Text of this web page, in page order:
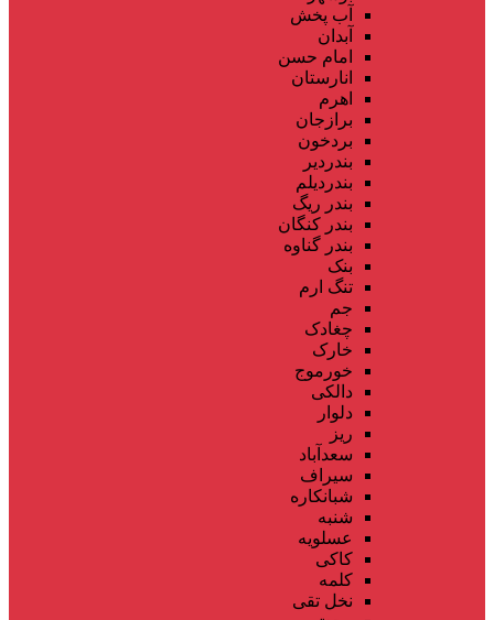
آب پخش
آبدان
امام حسن
انارستان
اهرم
برازجان
بردخون
بندردیر
بندردیلم
بندر ریگ
بندر کنگان
بندر گناوه
بنک
تنگ ارم
جم
چغادک
خارک
خورموج
دالکی
دلوار
ریز
سعدآباد
سیراف
شبانکاره
شنبه
عسلویه
کاکی
کلمه
نخل تقی